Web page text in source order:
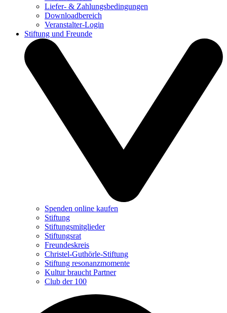
Liefer- & Zahlungsbedingungen
Downloadbereich
Veranstalter-Login
Stiftung und Freunde
Spenden online kaufen
Stiftung
Stiftungsmitglieder
Stiftungsrat
Freundeskreis
Christel-Guthörle-Stiftung
Stiftung resonanzmomente
Kultur braucht Partner
Club der 100